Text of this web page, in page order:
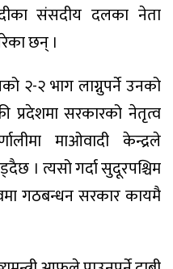
संसदीय दलका नेता
छन् ।
२-२ भाग लाग्नुपर्ने उनको
प्रदेशमा सरकारको नेतृत्व
माओवादी केन्द्रले
। त्यसो गर्दा सुदूरपश्चिम
गठबन्धन सरकार कायमै